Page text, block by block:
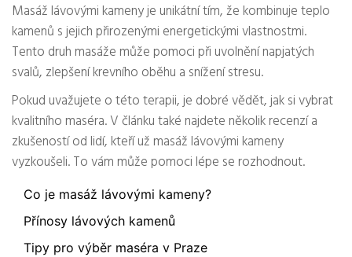
Masáž lávovými kameny je unikátní tím, že kombinuje teplo
kamenů s jejich přirozenými energetickými vlastnostmi.
Tento druh masáže může pomoci při uvolnění napjatých
svalů, zlepšení krevního oběhu a snížení stresu.
Pokud uvažujete o této terapii, je dobré vědět, jak si vybrat
kvalitního maséra. V článku také najdete několik recenzí a
zkušeností od lidí, kteří už masáž lávovými kameny
vyzkoušeli. To vám může pomoci lépe se rozhodnout.
Co je masáž lávovými kameny?
Přínosy lávových kamenů
Tipy pro výběr maséra v Praze